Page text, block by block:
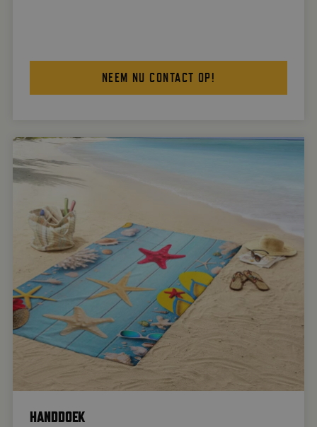
NEEM NU CONTACT OP!
HANDDOEK